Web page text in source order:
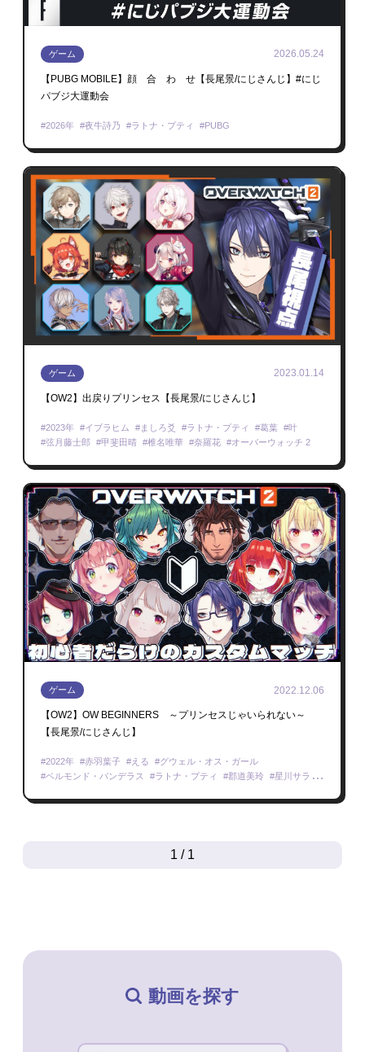
ゲーム 2026.05.24
【PUBG MOBILE】顔 合 わ せ【長尾景/にじさんじ】#にじ
パブジ大運動会
2026年 夜牛詩乃 ラトナ・プティ PUBG
ゲーム 2023.01.14
【OW2】出戻りプリンセス【長尾景/にじさんじ】
2023年 イブラヒム ましろ爻 ラトナ・プティ 葛葉
叶
弦月藤士郎
甲斐田晴 椎名唯華 奈羅花 オーバーウォッチ 2
ゲーム 2022.12.06
【OW2】OW BEGINNERS ～プリンセスじゃいられない～
【長尾景/にじさんじ】
2022年 赤羽葉子 える
グウェル・オス・ガール
ベルモンド・バンデラス
ラトナ・プティ 郡道美玲
星川サラ
1 / 1
動画を探す